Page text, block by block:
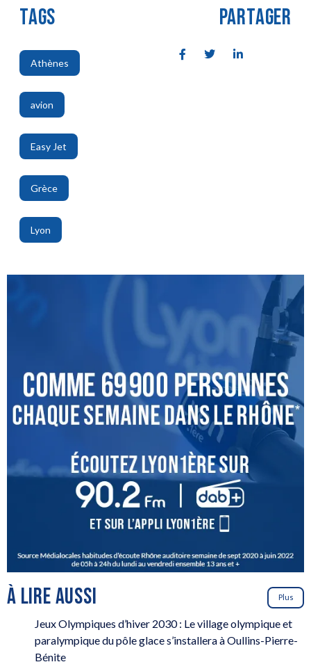
TAGS
Athènes
,
avion
,
Easy Jet
,
Grèce
,
Lyon
PARTAGER
À LIRE AUSSI Plus
Jeux Olympiques d’hiver 2030 : Le village olympique et
paralympique du pôle glace s’installera à Oullins-Pierre-
Bénite